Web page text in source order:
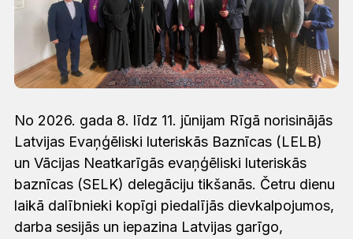
No 2026. gada 8. līdz 11. jūnijam Rīgā norisinājās
Latvijas Evaņģēliski luteriskās Baznīcas (LELB)
un Vācijas Neatkarīgās evaņģēliski luteriskās
baznīcas (SELK) delegāciju tikšanās. Četru dienu
laikā dalībnieki kopīgi piedalījās dievkalpojumos,
darba sesijās un iepazina Latvijas garīgo,